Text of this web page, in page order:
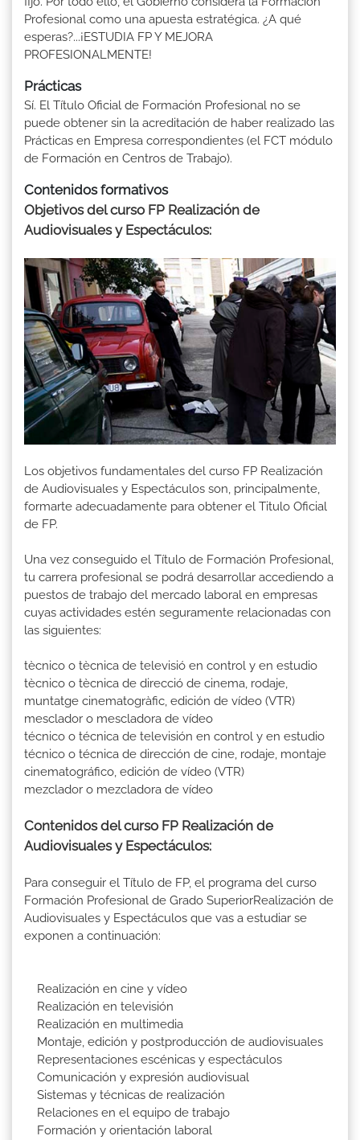
Profesional como una apuesta estratégica. ¿A qué
esperas?...¡ESTUDIA FP Y MEJORA
PROFESIONALMENTE!
Prácticas
Sí. El Título Oficial de Formación Profesional no se
puede obtener sin la acreditación de haber realizado las
Prácticas en Empresa correspondientes (el FCT módulo
de Formación en Centros de Trabajo).
Contenidos formativos
Objetivos del curso FP Realización de
Audiovisuales y Espectáculos:
Los objetivos fundamentales del curso FP Realización
de Audiovisuales y Espectáculos son, principalmente,
formarte adecuadamente para obtener el Titulo Oficial
de FP.
Una vez conseguido el Título de Formación Profesional,
tu carrera profesional se podrá desarrollar accediendo a
puestos de trabajo del mercado laboral en empresas
cuyas actividades estén seguramente relacionadas con
las siguientes:
tècnico o tècnica de televisió en control y en estudio
tècnico o tècnica de direcció de cinema, rodaje,
muntatge cinematogràfic, edición de vídeo (VTR)
mesclador o mescladora de vídeo
técnico o técnica de televisión en control y en estudio
técnico o técnica de dirección de cine, rodaje, montaje
cinematográfico, edición de vídeo (VTR)
mezclador o mezcladora de vídeo
Contenidos del curso FP Realización de
Audiovisuales y Espectáculos:
Para conseguir el Título de FP, el programa del curso
Formación Profesional de Grado SuperiorRealización de
Audiovisuales y Espectáculos que vas a estudiar se
exponen a continuación:
Realización en cine y vídeo
Realización en televisión
Realización en multimedia
Montaje, edición y postproducción de audiovisuales
Representaciones escénicas y espectáculos
Comunicación y expresión audiovisual
Sistemas y técnicas de realización
Relaciones en el equipo de trabajo
Formación y orientación laboral